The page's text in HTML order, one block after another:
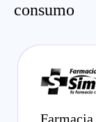
consumo